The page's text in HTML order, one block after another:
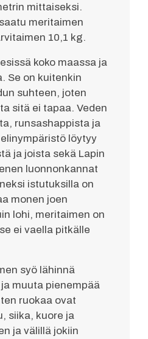
mittaiseksi.
meritaimen
10,1 kg.
koko maassa ja
Se on kuitenkin
suhteen, joten
sitä ei tapaa. Veden
runsashappista ja
löytyy
ja joista sekä Lapin
luonnonkannat
istutuksilla on
monen joen
lohi, meritaimen on
ei vaella pitkälle
syö lähinnä
muuta pienempää
ruokaa ovat
siika, kuore ja
ja välillä jokiin